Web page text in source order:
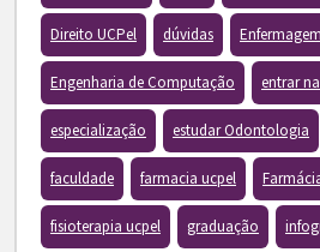
Direito UCPel dúvidas Enfermagem
Engenharia de Computação entrar
especialização estudar Odontologia
faculdade farmacia ucpel
fisioterapia ucpel graduação